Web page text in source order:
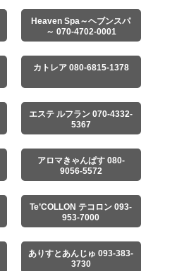
Heaven Spa～ヘブンスパ
～ 070-4702-0001
カトレア 080-6815-1378
エステ ルフラン 070-4332-
5367
アロマきゃんぱす 080-
9056-5572
Te’COLLON テコロン 093-
953-7000
ありすとあんじゅ 093-383-
3730